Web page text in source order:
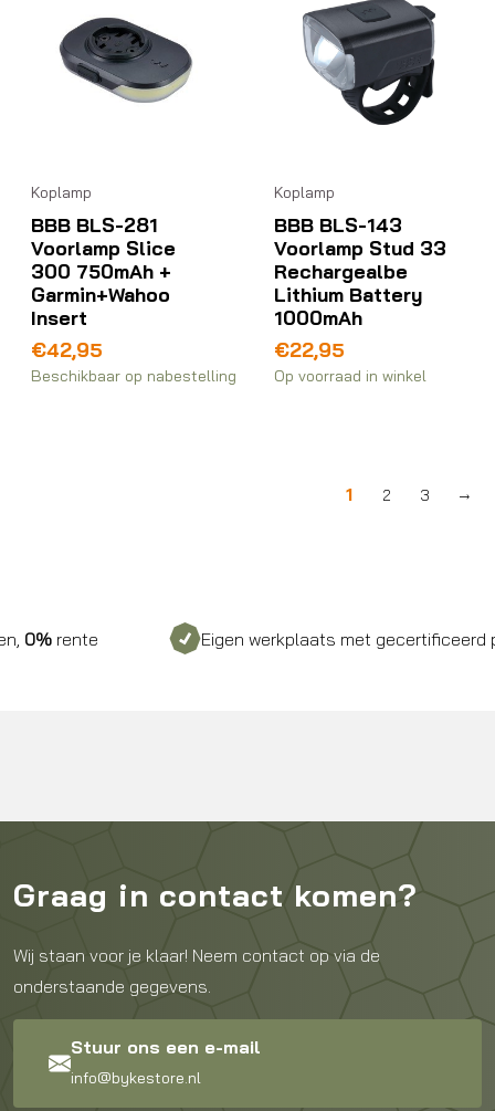
Koplamp
BBB BLS-281
Voorlamp Slice
300 750mAh +
Garmin+Wahoo
Insert
€42,95
Beschikbaar op nabestelling
Koplamp
BBB BLS-143
Voorlamp Stud 33
Rechargealbe
Lithium Battery
1000mAh
€22,95
Op voorraad in winkel
1 2 3 →
Eigen werkplaats met gecertificeerd
Graag in contact komen?
Wij staan voor je klaar! Neem contact op via de
onderstaande gegevens.
Stuur ons een e-mail
info@bykestore.nl